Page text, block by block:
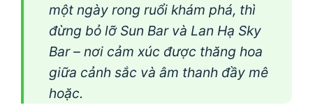
một ngày rong ruổi khám phá, thì
đừng bỏ lỡ Sun Bar và Lan Hạ Sky
Bar – nơi cảm xúc được thăng hoa
giữa cảnh sắc và âm thanh đầy mê
hoặc.